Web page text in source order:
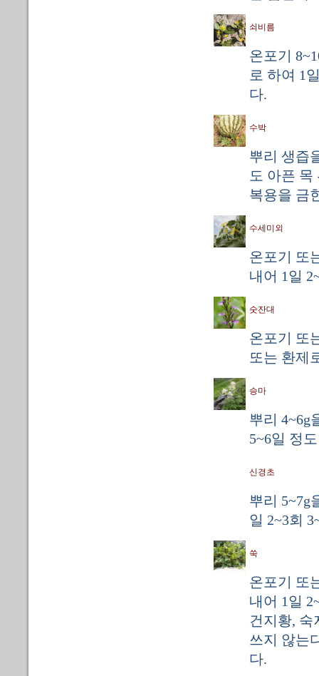
쇠비름
온포기
로 하여 1
다.
수박
뿌리 생즙
도 아픈
복용을 금
수세미외
온포기 또
내어 1일
숫잔대
온포기 또
또는 환제
승마
뿌리 4~6g
5~6일 정
신경초
뿌리 5~7g
일 2~3회
쑥
온포기 또
내어 1일
건지황, 숙
쓰지 않는
다.